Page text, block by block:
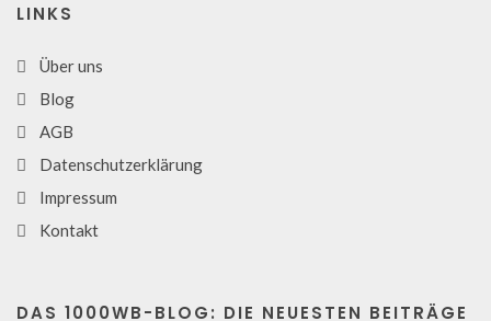
LINKS
Über uns
Blog
AGB
Datenschutzerklärung
Impressum
Kontakt
DAS 1000WB-BLOG: DIE NEUESTEN BEITRÄGE